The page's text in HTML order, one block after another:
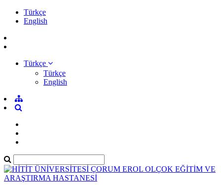
Türkçe
English
Türkçe
Türkçe
English